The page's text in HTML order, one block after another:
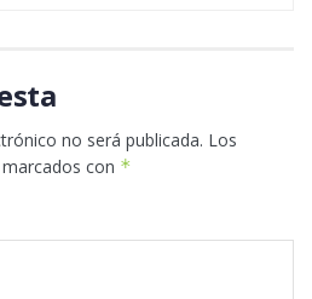
no será publicada. Los
con *